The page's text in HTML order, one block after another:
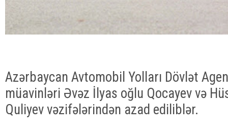
Azərbaycan Avtomobil Yolları Dövlət
müavinləri Əvəz İlyas oğlu Qocayev və
Quliyev vəzifələrindən azad ediliblər.